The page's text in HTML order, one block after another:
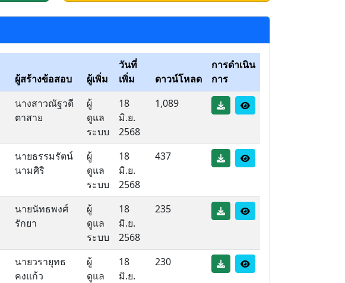
ผู้สร้างข้อสอบ ผู้เพิ่ม
วันที่
เพิ่ม
ดาวน์โหลด
การดำเนิน
การ
นางสาวณัฐวดี
ตาสาย
ผู้
ดูแล
ระบบ
18
มิ.ย.
2568
1,089
นายธรรมรัตน์
นามศิริ
ผู้
ดูแล
ระบบ
18
มิ.ย.
2568
437
นายนัทธพงศ์
รักยา
ผู้
ดูแล
ระบบ
18
มิ.ย.
2568
235
นายวรายุทธ
คงแก้ว
ผู้
ดูแล
18
มิ.ย.
230